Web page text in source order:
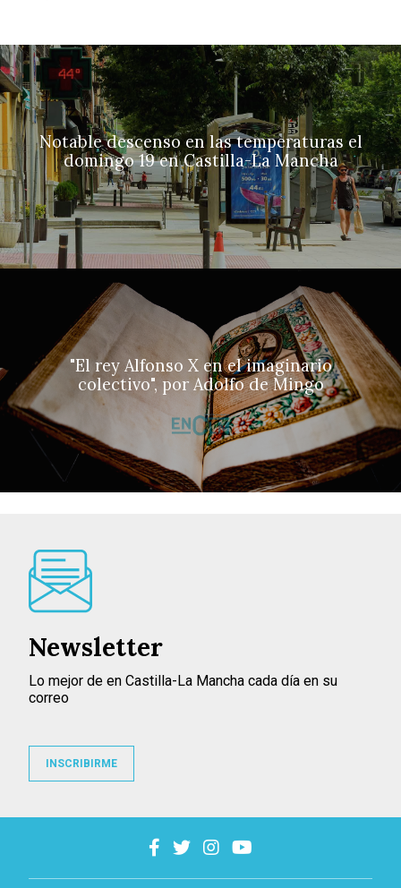
Notable descenso en las temperaturas el
domingo 19 en Castilla-La Mancha
"El rey Alfonso X en el imaginario
colectivo", por Adolfo de Mingo
Newsletter
Lo mejor de en Castilla-La Mancha cada día en su
correo
INSCRIBIRME